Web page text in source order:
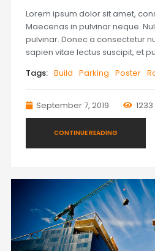
Lorem ipsum dolor sit amet,
Maecenas in pulvinar neque.
pulvinar. Donec a consectetur
sapien vitae lectus suscipit, et
Tags: Build Parking Poster
September 7, 2019 1233
CONTINUE READING